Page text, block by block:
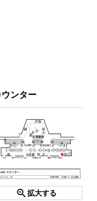
ンター
zoom_in拡大する